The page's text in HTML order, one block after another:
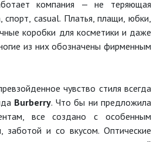
компания — не теряющая
спорт, casual. Платья, плащи, юбки,
коробки для косметики и даже
из них обозначены фирменным
чувство стиля всегда
Burberry. Что бы ни предложила
все создано с особенным
заботой и со вкусом. Оптические